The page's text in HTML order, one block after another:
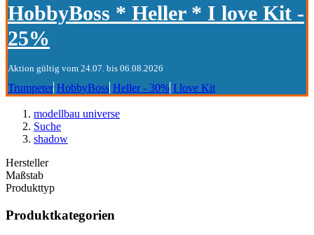
HobbyBoss * Heller * I love Kit -
25%
Aktion gültig vom 24.07. bis 06.08.2026
Trumpeter HobbyBoss Heller - 30% I love Kit
modellbau universe
Suche
shadow
Hersteller
Maßstab
Produkttyp
Produktkategorien